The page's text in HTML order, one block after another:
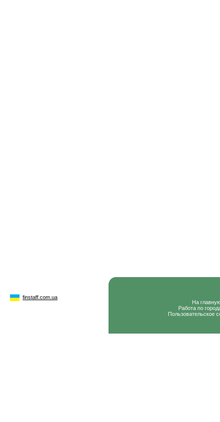
finstaff.com.ua
На
Работа по
Пользовательское